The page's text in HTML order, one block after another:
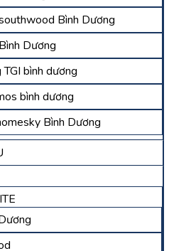
Bình Dương
Dương
bình dương
bình dương
Bình Dương